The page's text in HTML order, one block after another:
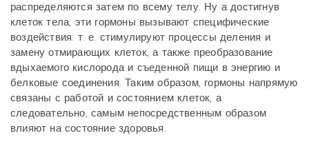
распределяются затем по всему телу. Ну а достигнув
клеток тела, эти гормоны вызывают специфические
воздействия: т. е. стимулируют процессы деления и
замену отмирающих клеток, а также преобразование
вдыхаемого кислорода и съеденной пищи в энергию и
белковые соединения. Таким образом, гормоны напрямую
связаны с работой и состоянием клеток, а
следовательно, самым непосредственным образом
влияют на состояние здоровья.